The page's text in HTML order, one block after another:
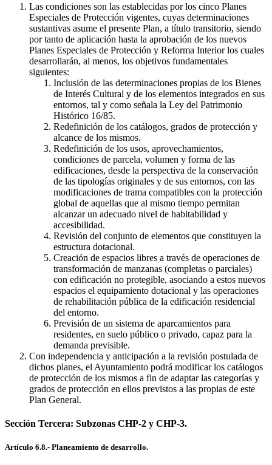
Las condiciones son las establecidas por los cinco Planes
Especiales de Protección vigentes, cuyas determinaciones
sustantivas asume el presente Plan, a título transitorio, siendo
por tanto de aplicación hasta la aprobación de los nuevos
Planes Especiales de Protección y Reforma Interior los cuales
desarrollarán, al menos, los objetivos fundamentales
siguientes:
Inclusión de las determinaciones propias de los Bienes
de Interés Cultural y de los elementos integrados en sus
entornos, tal y como señala la Ley del Patrimonio
Histórico 16/85.
Redefinición de los catálogos, grados de protección y
alcance de los mismos.
Redefinición de los usos, aprovechamientos,
condiciones de parcela, volumen y forma de las
edificaciones, desde la perspectiva de la conservación
de las tipologías originales y de sus entornos, con las
modificaciones de trama compatibles con la protección
global de aquellas que al mismo tiempo permitan
alcanzar un adecuado nivel de habitabilidad y
accesibilidad.
Revisión del conjunto de elementos que constituyen la
estructura dotacional.
Creación de espacios libres a través de operaciones de
transformación de manzanas (completas o parciales)
con edificación no protegible, asociando a estos nuevos
espacios el equipamiento dotacional y las operaciones
de rehabilitación pública de la edificación residencial
del entorno.
Previsión de un sistema de aparcamientos para
residentes, en suelo público o privado, capaz para la
demanda previsible.
Con independencia y anticipación a la revisión postulada de
dichos planes, el Ayuntamiento podrá modificar los catálogos
de protección de los mismos a fin de adaptar las categorías y
grados de protección en ellos previstos a las propias de este
Plan General.
Sección Tercera: Subzonas CHP-2 y CHP-3.
Artículo 6.8.- Planeamiento de desarrollo.